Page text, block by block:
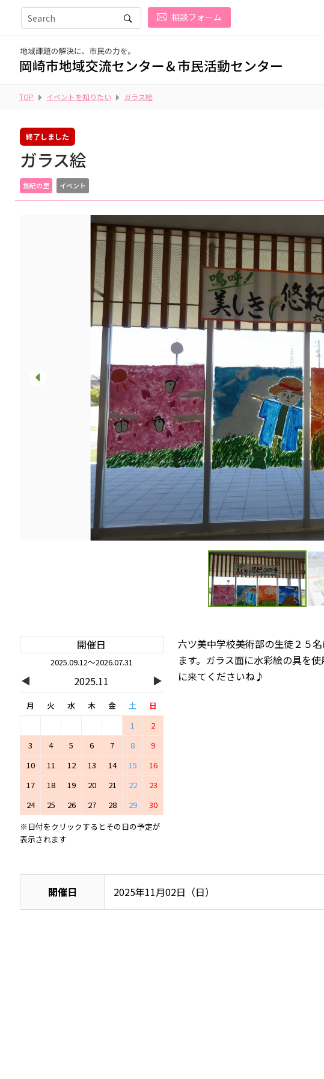
相談フォーム
TOP イベントを知りたい ガラス絵
終了しました
ガラス絵
悠紀の里 イベント
開催日
2025.09.12～2026.07.31
◀ 2025.11 ▶
月 火 水 木 金 土
日
1
2
3
4 5 6 7 8
9
10
11 12 13 14 15
16
17
18 19 20 21 22
23
24
25 26 27 28 29
30
※日付をクリックするとその日の予定が
表示されます
六ツ美中学校美術部の生徒２５
ます。ガラス面に水彩絵の具を
に来てくださいね♪
開催日 2025年11月02日（日）